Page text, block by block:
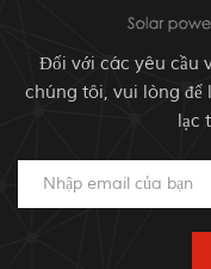
Đối với các yêu cầu
chúng tôi, vui lòng để
lạc